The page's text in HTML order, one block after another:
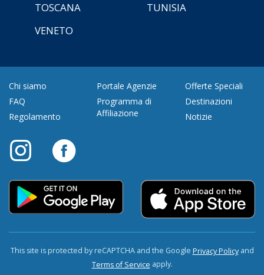
TOSCANA
TUNISIA
VENETO
Chi siamo
FAQ
Regolamento
Portale Agenzie
Programma di
Affiliazione
Offerte Speciali
Destinazioni
Notizie
This site is protected by reCAPTCHA and the Google Privacy Policyand
Terms of Service apply.